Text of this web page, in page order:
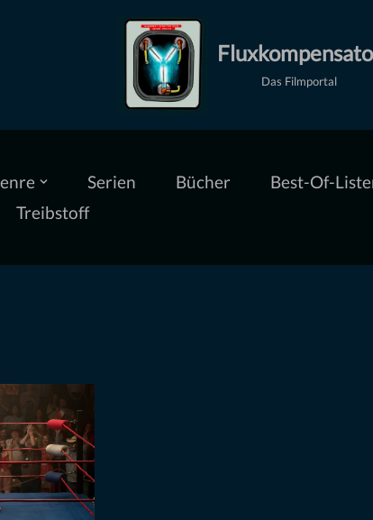
Das Filmportal
Serien Bücher Best-Of-
Treibstoff